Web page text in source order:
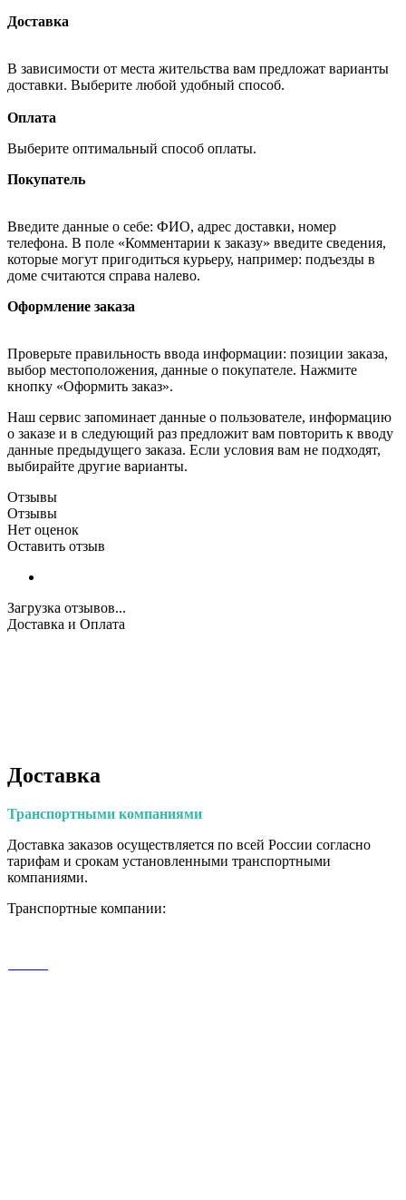
Доставка
В зависимости от места жительства вам предложат варианты
доставки. Выберите любой удобный способ.
Оплата
Выберите оптимальный способ оплаты.
Покупатель
Введите данные о себе: ФИО, адрес доставки, номер
телефона. В поле «Комментарии к заказу» введите сведения,
которые могут пригодиться курьеру, например: подъезды в
доме считаются справа налево.
Оформление заказа
Проверьте правильность ввода информации: позиции заказа,
выбор местоположения, данные о покупателе. Нажмите
кнопку «Оформить заказ».
Наш сервис запоминает данные о пользователе, информацию
о заказе и в следующий раз предложит вам повторить к вводу
данные предыдущего заказа. Если условия вам не подходят,
выбирайте другие варианты.
Отзывы
Отзывы
Нет оценок
Оставить отзыв
Загрузка отзывов...
Доставка и Оплата
Доставка
Транспортными компаниями
Доставка заказов осуществляется по всей России согласно
тарифам и срокам установленными транспортными
компаниями.
Транспортные компании: